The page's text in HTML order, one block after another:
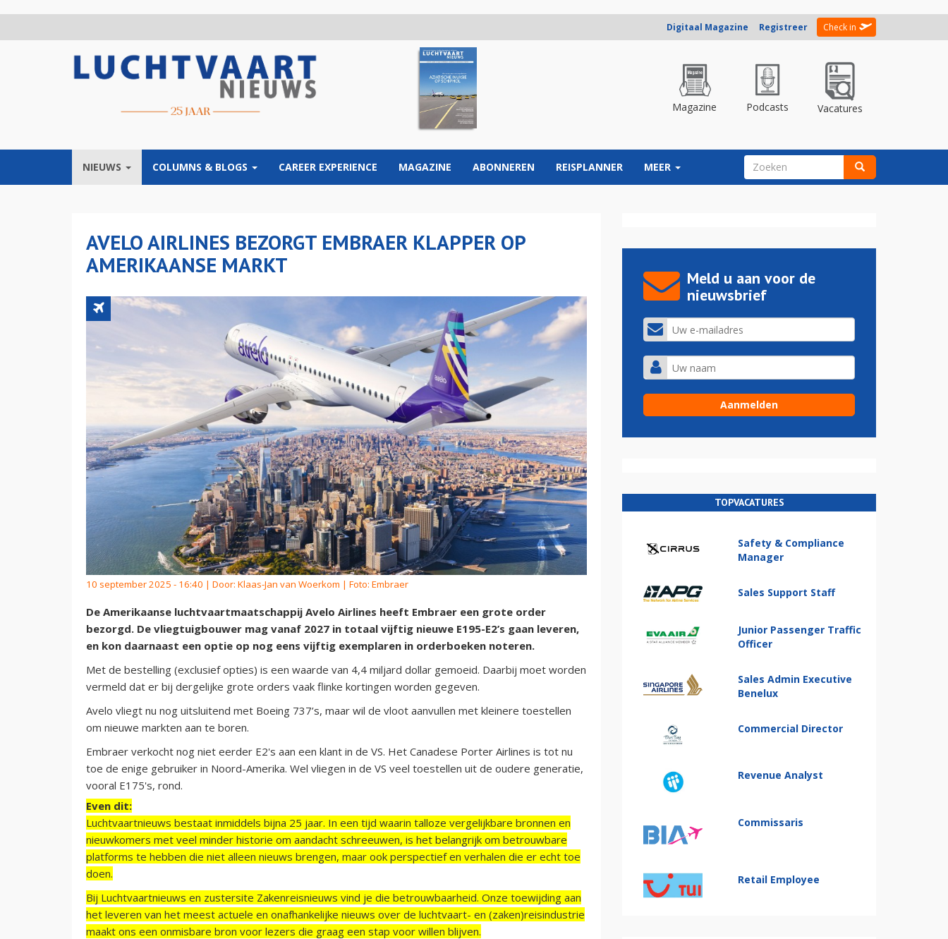
Digitaal Magazine Registreer Check in
Magazine Podcasts Vacatures
NIEUWS COLUMNS & BLOGS CAREER EXPERIENCE MAGAZINE ABONNEREN REISPLANNER MEER ZOEKVELD
AVELO AIRLINES BEZORGT EMBRAER KLAPPER OP
AMERIKAANSE MARKT
10 september 2025 - 16:40 | Door: Klaas-Jan van Woerkom | Foto: Embraer
De Amerikaanse luchtvaartmaatschappij Avelo Airlines heeft Embraer een grote order
bezorgd. De vliegtuigbouwer mag vanaf 2027 in totaal vijftig nieuwe E195-E2’s gaan leveren,
en kon daarnaast een optie op nog eens vijftig exemplaren in orderboeken noteren.
Met de bestelling (exclusief opties) is een waarde van 4,4 miljard dollar gemoeid. Daarbij moet worden
vermeld dat er bij dergelijke grote orders vaak flinke kortingen worden gegeven.
Avelo vliegt nu nog uitsluitend met Boeing 737’s, maar wil de vloot aanvullen met kleinere toestellen
om nieuwe markten aan te boren.
Embraer verkocht nog niet eerder E2's aan een klant in de VS. Het Canadese Porter Airlines is tot nu
toe de enige gebruiker in Noord-Amerika. Wel vliegen in de VS veel toestellen uit de oudere generatie,
vooral E175's, rond.
Even dit:
Luchtvaartnieuws bestaat inmiddels bijna 25 jaar. In een tijd waarin talloze vergelijkbare bronnen en
nieuwkomers met veel minder historie om aandacht schreeuwen, is het belangrijk om betrouwbare
platforms te hebben die niet alleen nieuws brengen, maar ook perspectief en verhalen die er echt toe
doen.
Bij Luchtvaartnieuws en zustersite Zakenreisnieuws vind je die betrouwbaarheid. Onze toewijding aan
het leveren van het meest actuele en onafhankelijke nieuws over de luchtvaart- en (zaken)reisindustrie
maakt ons een onmisbare bron voor lezers die graag een stap voor willen blijven.
Meld u aan voor de
nieuwsbrief
TOPVACATURES
Safety & Compliance
Manager
Sales Support Staff
Junior Passenger Traffic
Officer
Sales Admin Executive
Benelux
Commercial Director
Revenue Analyst
Commissaris
Retail Employee